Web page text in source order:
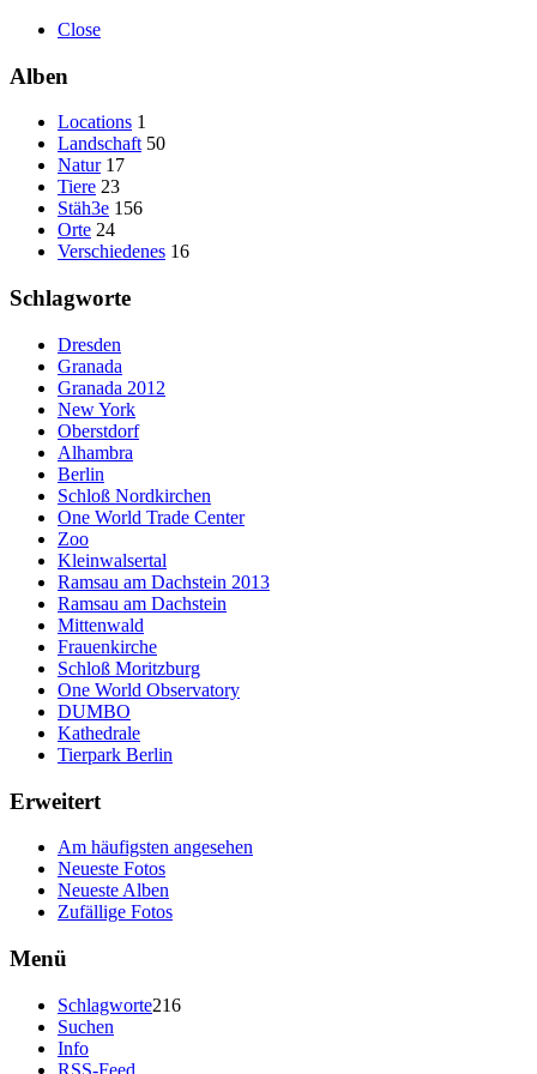
Close
Alben
Locations 1
Landschaft 50
Natur 17
Tiere 23
Stäh3e 156
Orte 24
Verschiedenes 16
Schlagworte
Dresden
Granada
Granada 2012
New York
Oberstdorf
Alhambra
Berlin
Schloß Nordkirchen
One World Trade Center
Zoo
Kleinwalsertal
Ramsau am Dachstein 2013
Ramsau am Dachstein
Mittenwald
Frauenkirche
Schloß Moritzburg
One World Observatory
DUMBO
Kathedrale
Tierpark Berlin
Erweitert
Am häufigsten angesehen
Neueste Fotos
Neueste Alben
Zufällige Fotos
Menü
Schlagworte216
Suchen
Info
RSS-Feed